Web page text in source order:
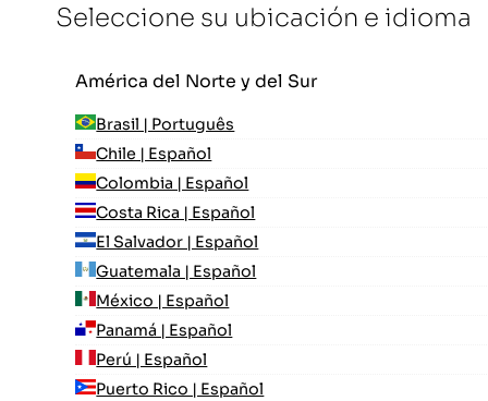
Seleccione su ubicación e idioma
América del Norte y del Sur
Brasil | Português
Chile | Español
Colombia | Español
Costa Rica | Español
El Salvador | Español
Guatemala | Español
México | Español
Panamá | Español
Perú | Español
Puerto Rico | Español